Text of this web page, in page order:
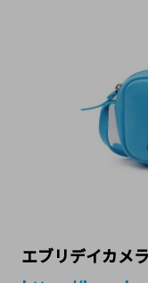
エブリデイカメ